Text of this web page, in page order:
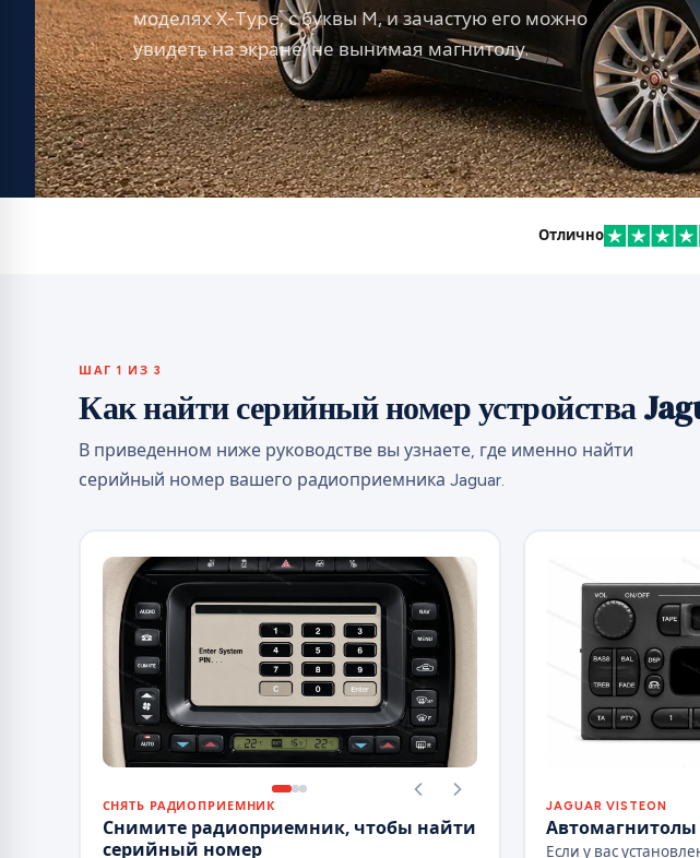
моделях X-Type, с буквы M, и зачастую его можно
увидеть на экране, не вынимая магнитолу.
Отлично
ШАГ 1 ИЗ 3
Как найти серийный номер устройства
В приведенном ниже руководстве вы узнаете, где именно найти
серийный номер вашего радиоприемника Jaguar.
СНЯТЬ РАДИОПРИЕМНИК
Снимите радиоприемник, чтобы найти
серийный номер
JAGUAR VISTEON
Автомагнитолы
Если у вас